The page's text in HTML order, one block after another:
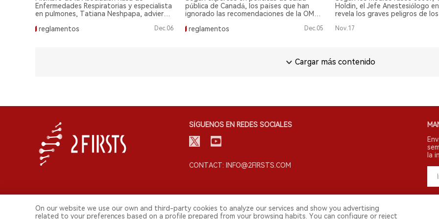
Enfermedades Respiratorias y especialista
en pulmones, Tatiana Neshpapa, advierte
perjudiciales como los cigarrillos
reglamentos Dec.06
la adicción al tabaco
pública de Canadá, los países que han
ignorado las recomendaciones de la OMS
experimentado el declive más significativo
reglamentos Dec.05
Holdin, el Jefe Anestesiólogo en
revela los graves peligros de los
Nov.17
Cargar más contenido
SÍGUENOS EN REDES SOCIALES
CONTACT: INFO@2FIRSTS.COM
la
On our website we use our own and third-party cookies to analyze our services and show you advertising
related to your preferences based on a profile prepared from your browsing habits. You can configure or reject